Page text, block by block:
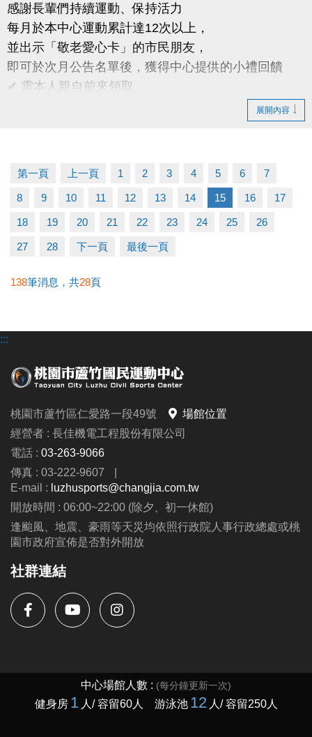
感謝長輩們持續運動、保持活力
每月於本中心運動累計達12次以上，
並出示「敬老愛心卡」的市民朋友，
即可於次月公告名單後，獲得中心提供的小禮回饋
✔ 需本人親自前來領取
展開內容
第一頁 上一頁 1 2 3 4 5 6 7
8 9 10 11 12 13 14 15 16 17
18 19 20 21 22 23 24 25 26
27 28 下一頁 最後一頁
138筆消息，共28頁
:::
桃園市蘆竹區仁愛路一段49號
場館位置
經營者 : 長佳機電工程股份有限公司
電話 : 03-263-9066
傳真 : 03-222-9607
|
E-mail : luzhusports@changjia.com.tw
開放時間 : 06:00~22:00 (除夕、初一休館)
逢颱風、地震、豪雨等天災均依照行政院人事行政總處或桃
園市政府宣佈是否對外開放
社群連結